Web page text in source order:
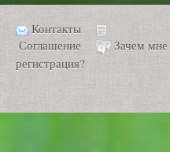
Контакты
Соглашение
Зачем мне
регистрация?